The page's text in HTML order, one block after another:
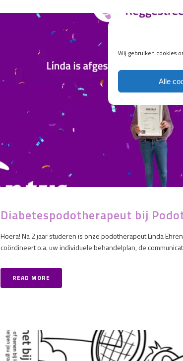
Wij gebruiken cookies
Alle
Diabetespodotherapeut bij
Hoera! Na 2 jaar studeren is onze podotherapeut Linda
coördineert o.a. uw individuele behandelplan, de
READ MORE